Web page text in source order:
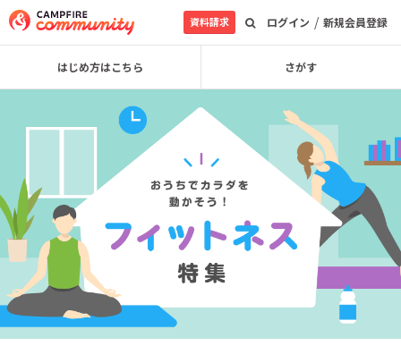
ログイン / 新規会員登録
資料請求
はじめ方はこちら さがす